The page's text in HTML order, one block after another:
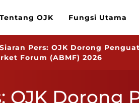
Tentang OJK Fungsi Utama
Siaran Pers: OJK Dorong
Forum (ABMF) 2026
OJK Dorong